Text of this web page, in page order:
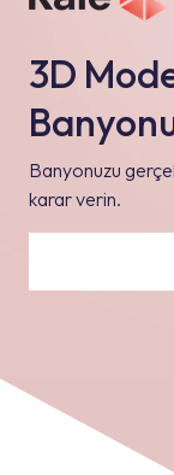
3D
Banyonuzu
karar verin.